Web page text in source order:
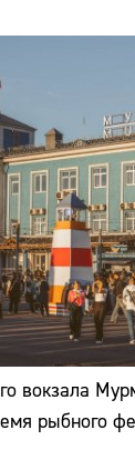
вокзала
рыбного